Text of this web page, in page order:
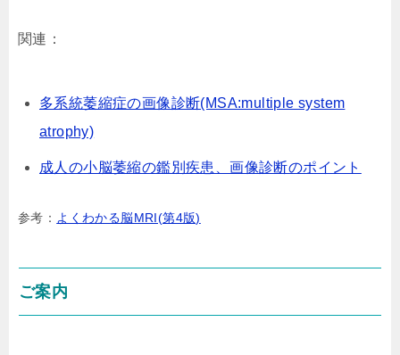
関連：
多系統萎縮症の画像診断(MSA:multiple system
atrophy)
成人の小脳萎縮の鑑別疾患、画像診断のポイント
参考： よくわかる脳MRI(第4版)
ご案内